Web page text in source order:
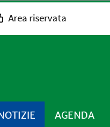
Area riservata
AGENDA